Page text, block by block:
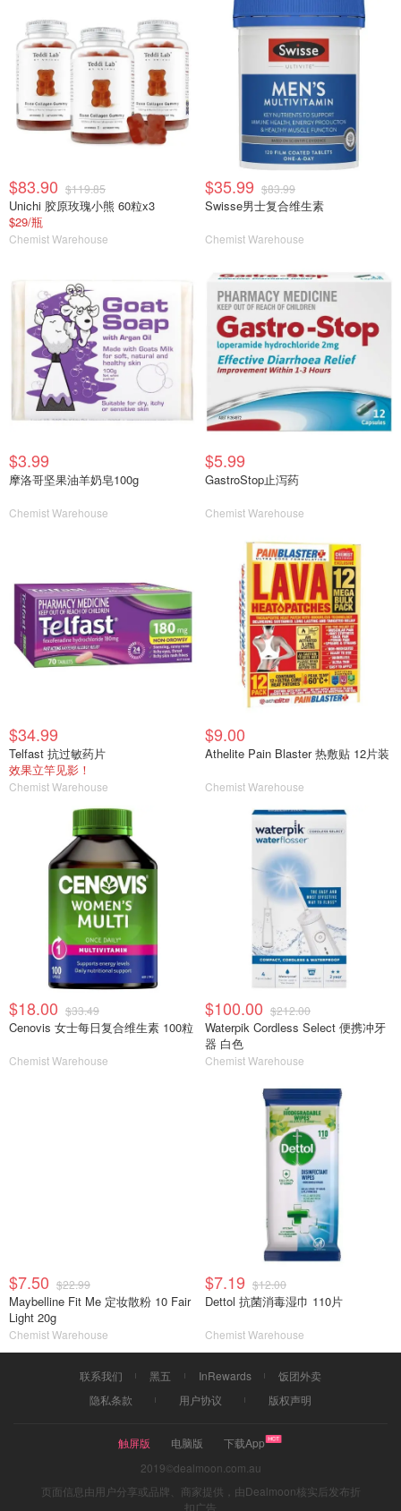
$83.90 $119.85
Unichi 胶原玫瑰小熊 60粒x3
$29/瓶
Chemist Warehouse
$35.99 $83.99
Swisse男士复合维生素
Chemist Warehouse
$3.99
摩洛哥坚果油羊奶皂100g
Chemist Warehouse
$5.99
GastroStop止泻药
Chemist Warehouse
$34.99
Telfast 抗过敏药片
效果立竿见影！
Chemist Warehouse
$9.00
Athelite Pain Blaster 热敷贴 12片装
Chemist Warehouse
$18.00 $33.49
Cenovis 女士每日复合维生素 100粒
Chemist Warehouse
$100.00 $212.00
Waterpik Cordless Select 便携冲牙
器 白色
Chemist Warehouse
$7.50 $22.99
Maybelline Fit Me 定妆散粉 10 Fair
Light 20g
Chemist Warehouse
$7.19 $12.00
Dettol 抗菌消毒湿巾 110片
Chemist Warehouse
联系我们 黑五 InRewards
饭团外卖
隐私条款
用户协议 版权声明
触屏版 电脑版
下载App
2019©dealmoon.com.au
页面信息由用户分享或品牌、商家提供，由Dealmoon核实后发布折
扣广告